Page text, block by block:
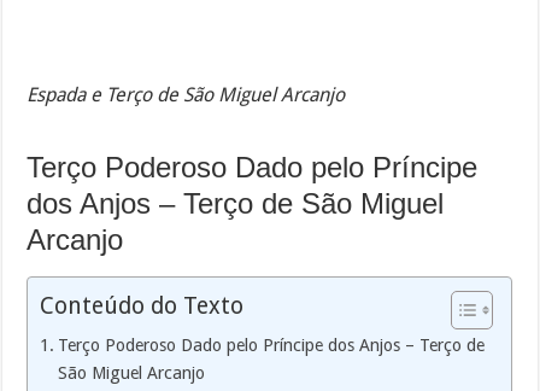
Espada e Terço de São Miguel Arcanjo
Terço Poderoso Dado pelo Príncipe
dos Anjos – Terço de São Miguel
Arcanjo
Conteúdo do Texto
Terço Poderoso Dado pelo Príncipe dos Anjos – Terço de
São Miguel Arcanjo